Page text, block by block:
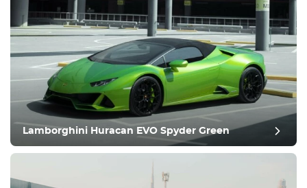
معدات
مريح
التحكم في المناخ
يقود
Lamborghini Huracan EVO Spyder Green